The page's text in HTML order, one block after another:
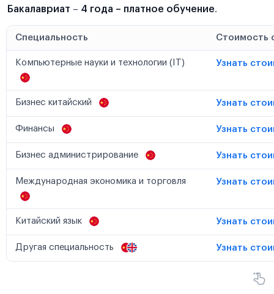
Бакалавриат – 4 года – платное обучение.
Специальность Стоимость
Компьютерные науки и технологии (IT) Узнать
Бизнес китайский Узнать
Финансы Узнать
Бизнес администрирование Узнать
Международная экономика и торговля Узнать
Китайский язык Узнать
Другая специальность Узнать